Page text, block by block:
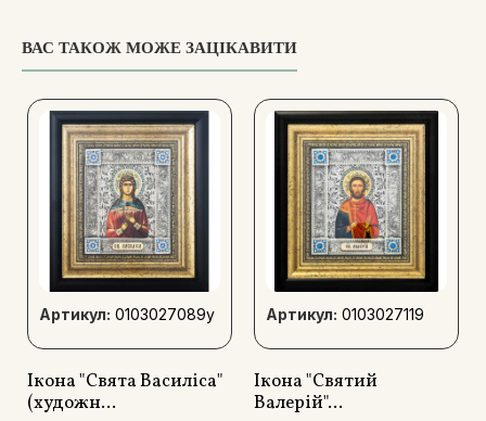
ВАС ТАКОЖ МОЖЕ ЗАЦІКАВИТИ
Артикул: 0103027089y
Ікона "Свята Василіса"
(художн...
Артикул: 0103027119
Ікона "Святий
Валерій"...